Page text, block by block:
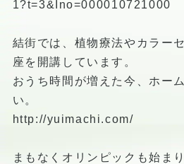
1?t=3&Ino=000010721000
結街では、植物療法やカラー
座を開講しています。
おうち時間が増えた今、ホー
い。
http://yuimachi.com/
まもなくオリンピックも始ま